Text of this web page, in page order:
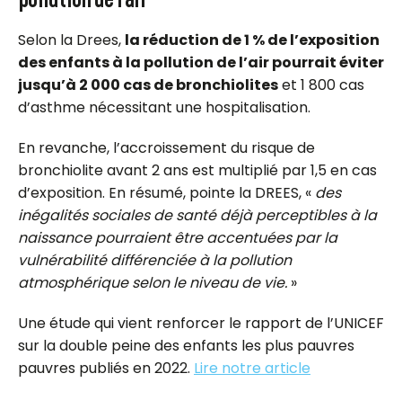
Selon la Drees, la réduction de 1 % de l’exposition
des enfants à la pollution de l’air pourrait éviter
jusqu’à 2 000 cas de bronchioliteset 1 800 cas
d’asthme nécessitant une hospitalisation.
En revanche, l’accroissement du risque de
bronchiolite avant 2 ans est multiplié par 1,5 en cas
d’exposition. En résumé, pointe la DREES, « des
inégalités sociales de santé déjà perceptibles à la
naissance pourraient être accentuées par la
vulnérabilité différenciée à la pollution
atmosphérique selon le niveau de vie. »
Une étude qui vient renforcer le rapport de l’UNICEF
sur la double peine des enfants les plus pauvres
pauvres publiés en 2022. Lire notre article